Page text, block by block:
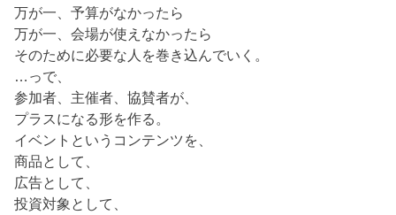
万が一、予算がなかったら
万が一、会場が使えなかったら
そのために必要な人を巻き込んでいく。
…っで、
参加者、主催者、協賛者が、
プラスになる形を作る。
イベントというコンテンツを、
商品として、
広告として、
投資対象として、